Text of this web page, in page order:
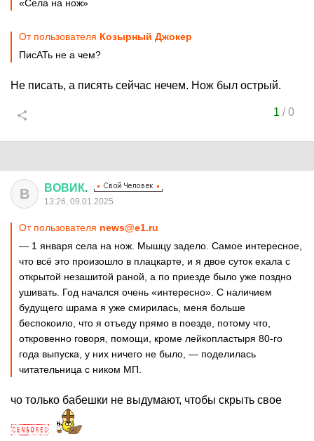
«Села на нож»
От пользователя Козырный Джокер
ПисАТь не а чем?
Не писать, а писять сейчас нечем. Нож был острый.
1 /0
В ВОВИК.
13:26, 09.01.2025
От пользователя news@e1.ru
— 1 января села на нож. Мышцу задело. Самое интересное,
что всё это произошло в плацкарте, и я двое суток ехала с
открытой незашитой раной, а по приезде было уже поздно
ушивать. Год начался очень «интересно». С наличием
будущего шрама я уже смирилась, меня больше
беспокоило, что я отъеду прямо в поезде, потому что,
откровенно говоря, помощи, кроме лейкопластыря 80-го
года выпуска, у них ничего не было, — поделилась
читательница с ником МП.
чо только бабешки не выдумают, чтобы скрыть свое